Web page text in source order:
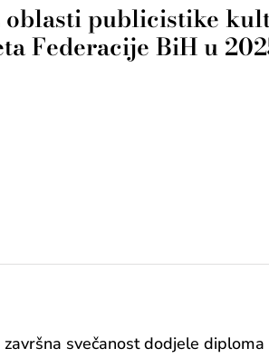
publicistike
Federacije BiH u